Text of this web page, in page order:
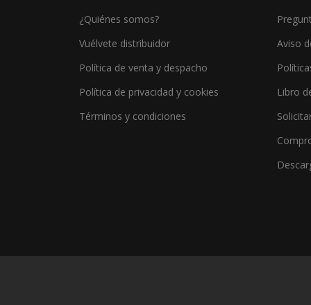
¿Quiénes somos?
Vuélvete distribuidor
Política de venta y despacho
Política de privacidad y cookies
Términos y condiciones
Aviso
Libro